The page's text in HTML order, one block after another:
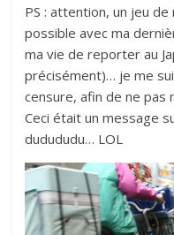
PS : attention, un jeu
possible avec ma
ma vie de reporter au
précisément)… je me
censure, afin de ne pas
Ceci était un message
dudududu… LOL